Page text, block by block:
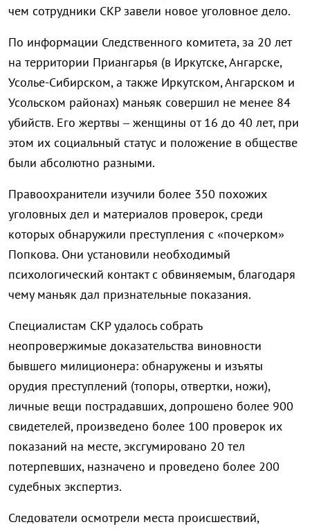
чем сотрудники СКР завели новое уголовное дело.
По информации Следственного комитета, за 20 лет
на территории Приангарья (в Иркутске, Ангарске,
Усолье-Сибирском, а также Иркутском, Ангарском и
Усольском районах) маньяк совершил не менее 84
убийств. Его жертвы – женщины от 16 до 40 лет, при
этом их социальный статус и положение в обществе
были абсолютно разными.
Правоохранители изучили более 350 похожих
уголовных дел и материалов проверок, среди
которых обнаружили преступления с «почерком»
Попкова. Они установили необходимый
психологический контакт с обвиняемым, благодаря
чему маньяк дал признательные показания.
Специалистам СКР удалось собрать
неопровержимые доказательства виновности
бывшего милиционера: обнаружены и изъяты
орудия преступлений (топоры, отвертки, ножи),
личные вещи пострадавших, допрошено более 900
свидетелей, произведено более 100 проверок их
показаний на месте, эксгумировано 20 тел
потерпевших, назначено и проведено более 200
судебных экспертиз.
Следователи осмотрели места происшествий,